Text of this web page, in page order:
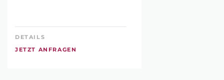
DETAILS
JETZT ANFRAGEN